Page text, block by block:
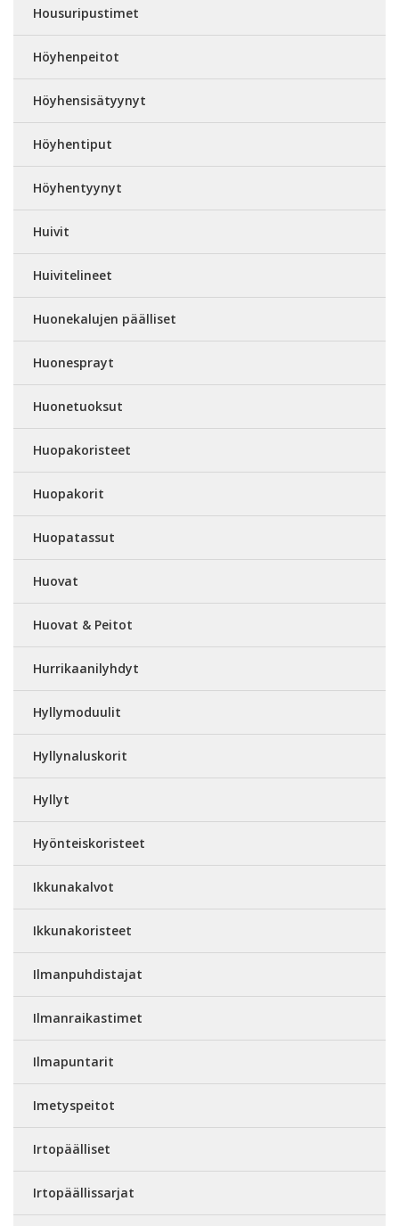
Housuripustimet
Höyhenpeitot
Höyhensisätyynyt
Höyhentiput
Höyhentyynyt
Huivit
Huivitelineet
Huonekalujen päälliset
Huonesprayt
Huonetuoksut
Huopakoristeet
Huopakorit
Huopatassut
Huovat
Huovat & Peitot
Hurrikaanilyhdyt
Hyllymoduulit
Hyllynaluskorit
Hyllyt
Hyönteiskoristeet
Ikkunakalvot
Ikkunakoristeet
Ilmanpuhdistajat
Ilmanraikastimet
Ilmapuntarit
Imetyspeitot
Irtopäälliset
Irtopäällissarjat